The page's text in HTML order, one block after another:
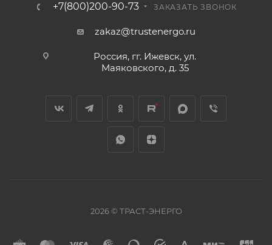
+7(800)200-90-73 ЗАКАЗАТЬ ЗВОНОК
zakaz@trustenergo.ru
Россия, гг. Ижевск, ул.
Маяковского, д. 35
2026 © ТРАСТ-ЭНЕРГО